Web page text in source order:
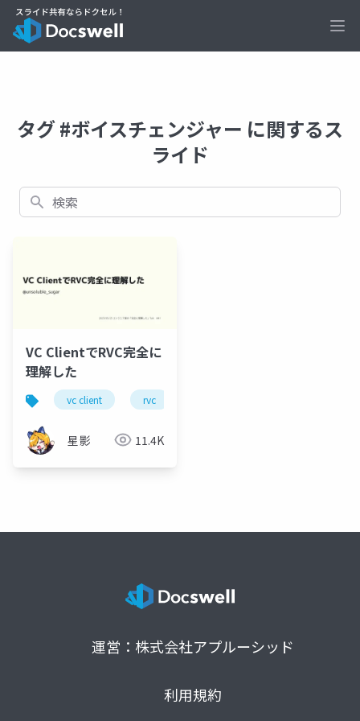
タグ #ボイスチェンジャー に関するス
ライド
検索
VC ClientでRVC完全に
理解した
vc client rvc
星影 11.4K
運営：株式会社アプルーシッド
利用規約